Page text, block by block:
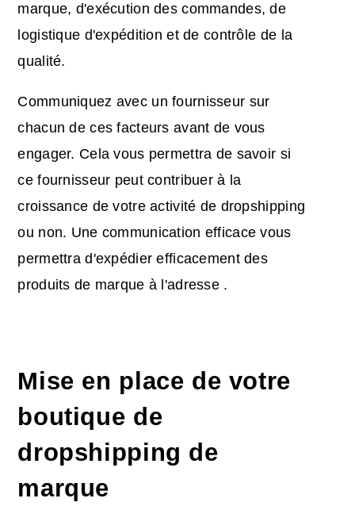
marque, d'exécution des commandes, de
logistique d'expédition et de contrôle de la
qualité.
Communiquez avec un fournisseur sur
chacun de ces facteurs avant de vous
engager. Cela vous permettra de savoir si
ce fournisseur peut contribuer à la
croissance de votre activité de dropshipping
ou non. Une communication efficace vous
permettra d'expédier efficacement des
produits de marque à l'adresse .
Mise en place de votre
boutique de
dropshipping de
marque